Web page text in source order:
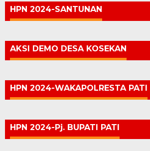
HPN 2024-SANTUNAN
AKSI DEMO DESA KOSEKAN
HPN 2024-WAKAPOLRESTA PATI
HPN 2024-Pj. BUPATI PATI